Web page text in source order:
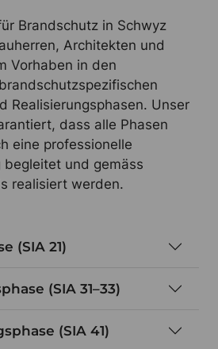
Brandschutz in Schwyz
Architekten und
Vorhaben in den
Realisierungsphasen. Unser
dass alle Phasen
eine professionelle
begleitet und gemäss
realisiert werden.
(SIA 21)
(SIA 31–33)
(SIA 41)